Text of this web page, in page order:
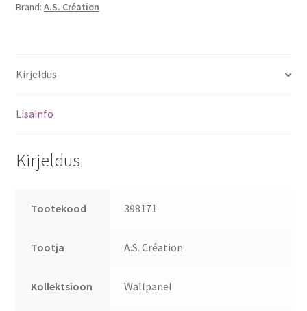
Brand: A.S. Création
Kirjeldus
Lisainfo
Kirjeldus
Tootekood 398171
Tootja A.S. Création
Kollektsioon Wallpanel